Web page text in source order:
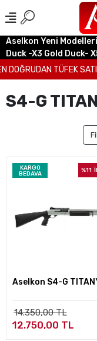
Aselkon Yeni
Duck -X3 Gold Duck-
DOĞRUDAN TÜFEK
S4-G
KARGO
BEDAVA
%11
Aselkon S4-G
14.350,00 TL
12.750,00 TL